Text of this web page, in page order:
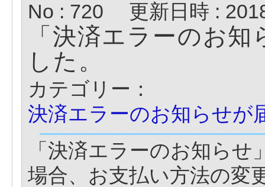
No : 720
更新日時 :
「決済エラーのお
した。
カテゴリー：
決済エラーのお知らせが
「決済エラーのお知ら
場合、お支払い方法の変